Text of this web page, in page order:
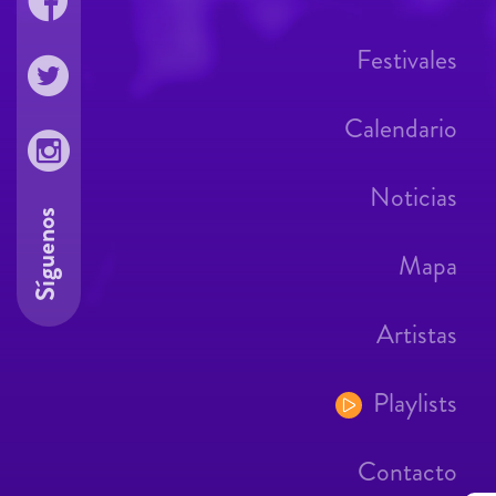
Festivales
Calendario
Noticias
Mapa
Artistas
Playlists
Contacto
Síguenos